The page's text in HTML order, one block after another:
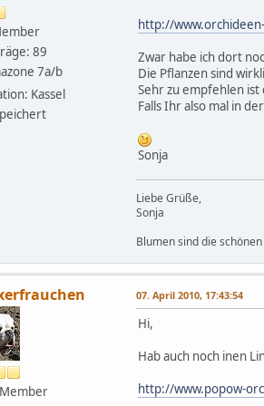
89
7a/b
Kassel
http://
Zwar habe ich dort
Die Pflanzen sind
Sehr zu empfehlen
Falls Ihr also mal in
Sonja
Liebe Grüße,
Sonja
Blumen sind die
07. April 2010, 17:43:54
Hi,
Hab auch noch inen
http://www.popow-